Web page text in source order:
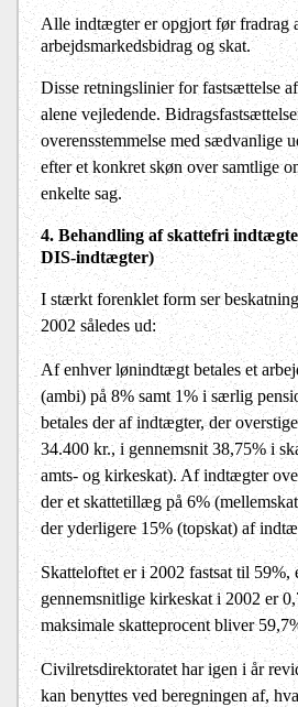
Alle indtægter er opgjort før fradrag
arbejdsmarkedsbidrag og skat.
Disse retningslinier for fastsættelse
alene vejledende.
overensstemmelse med sædvanlige
efter et konkret skøn over samtlige
enkelte sag.
4. Behandling af skattefri
DIS-indtægter)
I stærkt forenklet form ser
2002 således ud:
Af enhver lønindtægt betales et
(ambi) på 8% samt 1% i særlig
betales der af indtægter, der
34.400 kr., i gennemsnit 38,75% i
amts- og kirkeskat). Af indtægter
der et skattetillæg på 6%
der yderligere 15% (topskat) af
Skatteloftet er i 2002 fastsat til
gennemsnitlige kirkeskat i 2002 er
maksimale skatteprocent bliver
Civilretsdirektoratet har igen i år
kan benyttes ved beregningen af,